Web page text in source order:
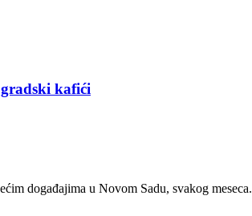
kafići
događajima u Novom Sadu, svakog meseca.